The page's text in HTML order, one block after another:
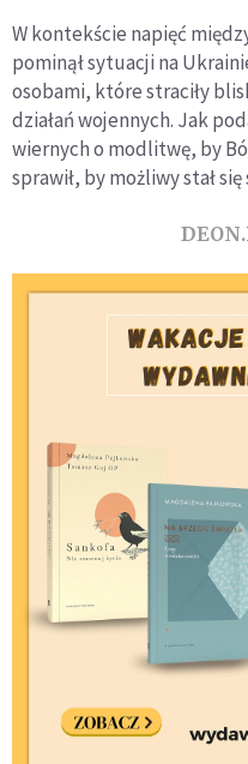
W kontekście napięć
pominął sytuacji na
osobami, które straciły
działań wojennych. Jak
wiernych o modlitwę, by
sprawił, by możliwy stał